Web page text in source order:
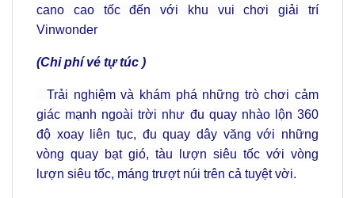
cano cao tốc đến với khu vui chơi giải trí
Vinwonder
(Chi phí vé tự túc )
Trải nghiệm và khám phá những trò chơi cảm
giác mạnh ngoài trời như đu quay nhào lộn 360
độ xoay liên tục, đu quay dây văng với những
vòng quay bạt gió, tàu lượn siêu tốc với vòng
lượn siêu tốc, máng trượt núi trên cả tuyệt vời.